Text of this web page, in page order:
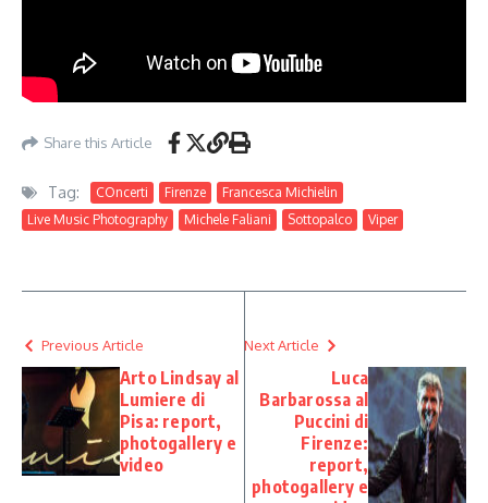
Share this Article
Tag: COncerti Firenze
Francesca Michielin
Live Music Photography
Michele Faliani Sottopalco Viper
Previous Article
Arto Lindsay al
Lumiere di
Pisa: report,
photogallery e
video
Next Article
Luca
Barbarossa al
Puccini di
Firenze:
report,
photogallery e